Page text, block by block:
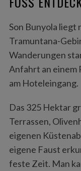
Son Bunyola liegt
Tramuntana-
Wanderungen
Anfahrt an einem
am Hoteleingang.
Das 325 Hektar
Terrassen,
eigenen
eigene Faust
feste Zeit. Man